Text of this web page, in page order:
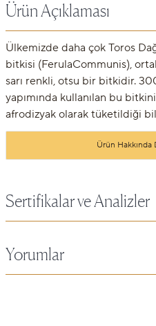
Ürün Açıklaması
Ülkemizde daha çok Toros
bitkisi (FerulaCommunis),
sarı renkli, otsu bir bitkidir.
yapımında kullanılan bu
afrodizyak olarak tüketildiği
Ürün Hakkında
Sertifikalar ve Analizler
Yorumlar